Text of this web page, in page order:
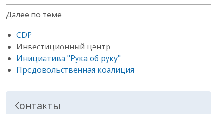
Далее по теме
CDP
Инвестиционный центр
Инициатива "Рука об руку"
Продовольственная коалиция
Контакты